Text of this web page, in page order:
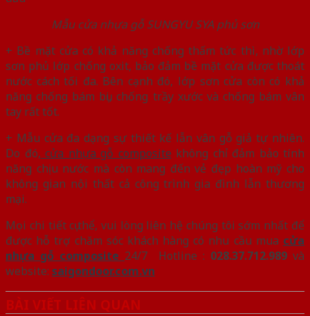
Mẫu cửa nhựa gỗ SUNGYU SYA phủ sơn
+ Bề mặt cửa có khả năng chống thấm tức thì, nhờ lớp
sơn phủ lớp chống oxit, bảo đảm bề mặt cửa được thoát
nước cách tối đa. Bên cạnh đó, lớp sơn cửa còn có khả
năng chống bám bụi, chống trầy xước và chống bám vân
tay rất tốt.
+ Mẫu cửa đa dạng sự thiết kế lẫn vân gỗ giả tự nhiên.
Do đó, cửa nhựa gỗ composite không chỉ đảm bảo tính
năng chịu nước mà còn mang đến vẻ đẹp hoàn mỹ cho
không gian nội thất cả công trình gia đình lẫn thương
mại.
Mọi chi tiết cụ thể, vui lòng liên hệ chúng tôi sớm nhất để
được hỗ trợ chăm sóc khách hàng có nhu cầu mua cửa
nhựa gỗ composite 24/7 Hotline : 028.37.712.989 và
website: saigondoor.com.vn
BÀI VIẾT LIÊN QUAN